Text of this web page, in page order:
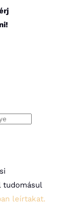
tudomásul
leírtakat.